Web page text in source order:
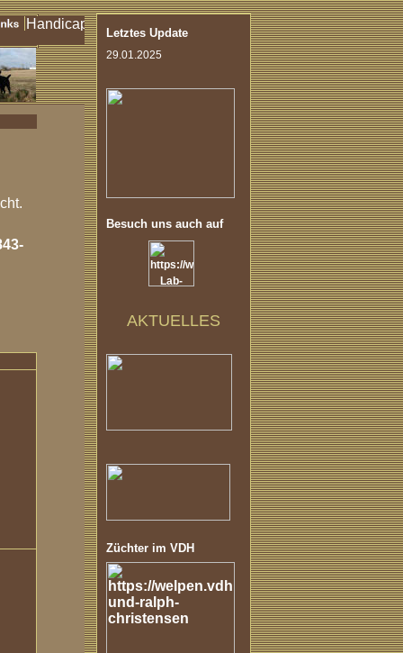
Letztes Update
29.01.2025
Besuch uns auch auf
AKTUELLES
Züchter im VDH